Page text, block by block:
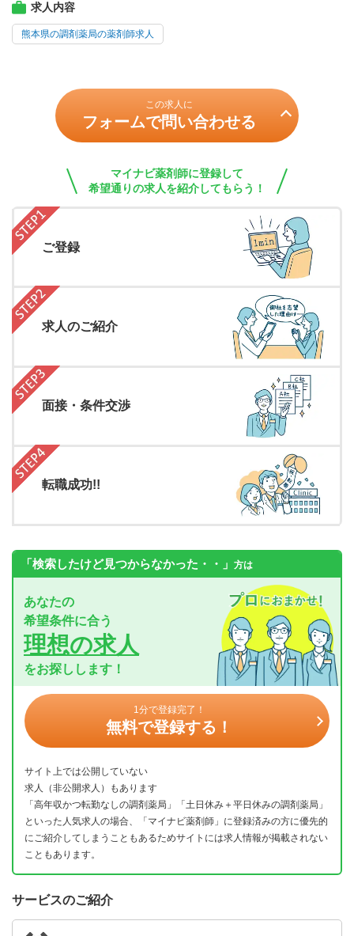
求人内容
熊本県の調剤薬局の薬剤師求人
この求人に
フォームで問い合わせる
マイナビ薬剤師に登録して
希望通りの求人を紹介してもらう！
ご登録
求人のご紹介
面接・条件交渉
転職成功!!
「検索したけど見つからなかった・・」 方は
あなたの
希望条件に合う
理想の求人
をお探しします！
1分で登録完了！
無料で登録する！
サイト上では公開していない
求人（非公開求人）もあります
「高年収かつ転勤なしの調剤薬局」「土日休み＋平日休みの調剤薬局」
といった人気求人の場合、「マイナビ薬剤師」に登録済みの方に優先的
にご紹介してしまうこともあるためサイトには求人情報が掲載されない
こともあります。
サービスのご紹介